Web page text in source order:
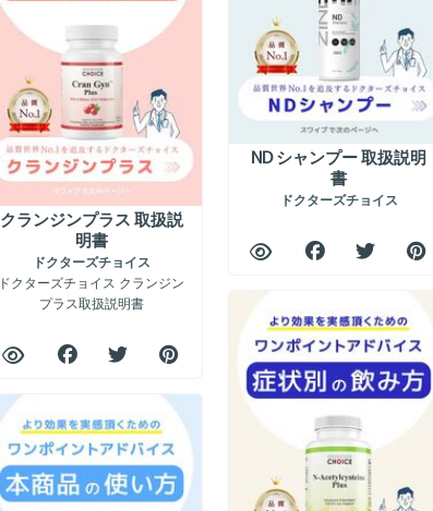
クランジンプラス 取扱説
明書
ドクターズチョイス
ドクターズチョイス クランジン
プラス取扱説明書
ND シャンプー 取扱説明
書
ドクターズチョイス